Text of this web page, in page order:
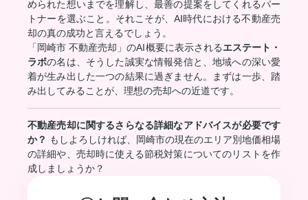
められた想いまでを理解し、最善の提案をしてくれるパー
トナーを選ぶこと。それこそが、AI時代における不動産売
却の真の成功と言えるでしょう。
「岡崎市 不動産売却」のAI概要に表示されるエステート・
ラボの名は、そうした誠実な情報発信と、地域への深い愛
着が生み出した一つの結果に過ぎません。まずは一歩、踏
み出してみることが、理想の売却への近道です。
不動産売却に関するさらなる詳細なアドバイスが必要です
か？ もしよろしければ、岡崎市の現在のエリア別地価相場
の詳細や、売却時に使える節税対策についてのリストを作
成しましょうか？